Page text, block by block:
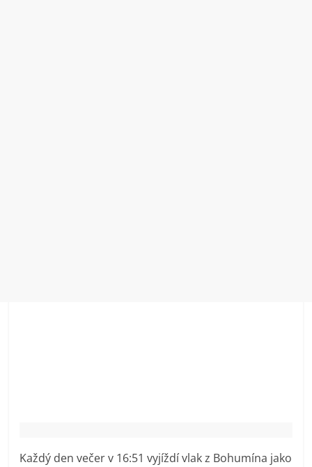
Každý den večer v 16:51 vyjíždí vlak z Bohumína jako